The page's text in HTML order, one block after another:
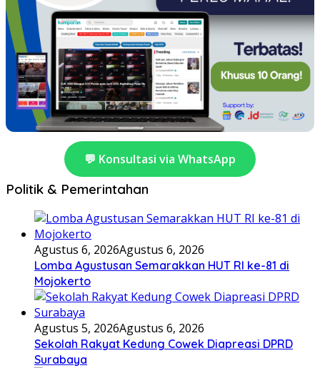
💬 Konsultasi via WhatsApp
Politik & Pemerintahan
Agustus 6, 2026Agustus 6, 2026
Lomba Agustusan Semarakkan HUT RI ke-81 di
Mojokerto
Agustus 5, 2026Agustus 6, 2026
Sekolah Rakyat Kedung Cowek Diapreasi DPRD
Surabaya